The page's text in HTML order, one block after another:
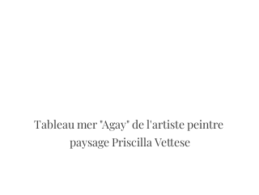
Tableau mer "Agay" de l'artiste peintre
paysage Priscilla Vettese